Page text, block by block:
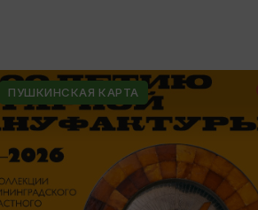
ПУШКИНСКАЯ КАРТА